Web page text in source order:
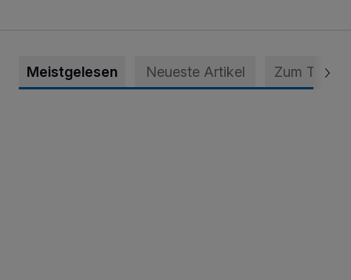
Meistgelesen Neueste Artikel Zum Thema